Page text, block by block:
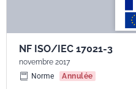
NF ISO/IEC 17021-3
novembre 2017
Norme
Annulée